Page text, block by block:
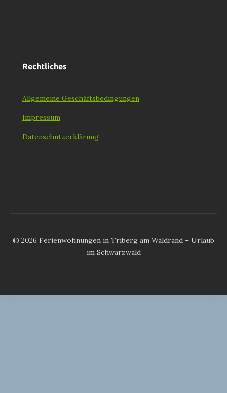
Rechtliches
Allgemeine Geschäftsbedingungen
Impressum
Datenschutzerklärung
© 2026 Ferienwohnungen in Triberg am Waldrand – Urlaub
im Schwarzwald